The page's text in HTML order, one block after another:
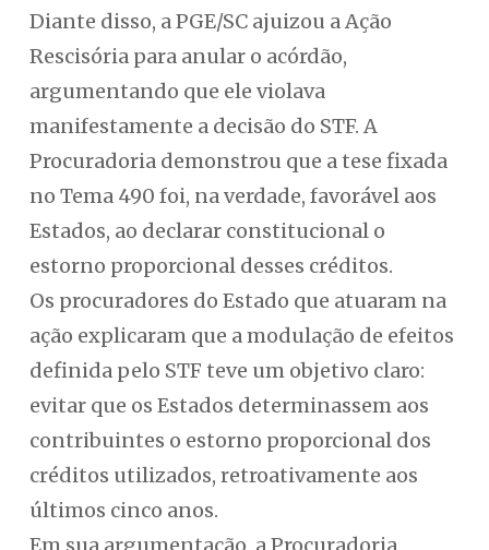
Diante disso, a PGE/SC ajuizou a Ação
Rescisória para anular o acórdão,
argumentando que ele violava
manifestamente a decisão do STF. A
Procuradoria demonstrou que a tese fixada
no Tema 490 foi, na verdade, favorável aos
Estados, ao declarar constitucional o
estorno proporcional desses créditos.
Os procuradores do Estado que atuaram na
ação explicaram que a modulação de efeitos
definida pelo STF teve um objetivo claro:
evitar que os Estados determinassem aos
contribuintes o estorno proporcional dos
créditos utilizados, retroativamente aos
últimos cinco anos.